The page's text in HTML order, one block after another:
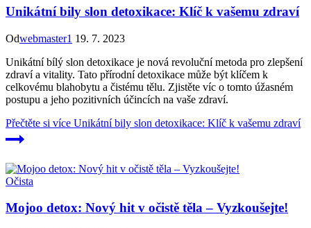
Unikátní bily slon detoxikace: Klíč k vašemu zdraví
Odwebmaster1 19. 7. 2023
Unikátní bílý slon detoxikace je nová revoluční metoda pro zlepšení
zdraví a vitality. Tato přírodní detoxikace může být klíčem k
celkovému blahobytu a čistému tělu. Zjistěte víc o tomto úžasném
postupu a jeho pozitivních účincích na vaše zdraví.
Přečtěte si více Unikátní bily slon detoxikace: Klíč k vašemu zdraví
Očista
Mojoo detox: Nový hit v očistě těla – Vyzkoušejte!